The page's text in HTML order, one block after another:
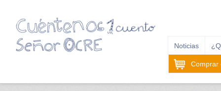
Noticias
Comprar